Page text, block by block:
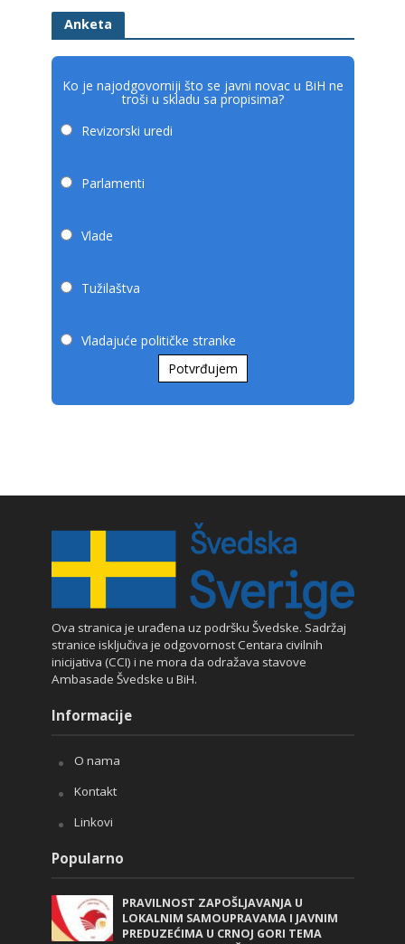
Anketa
Ko je najodgovorniji što se javni novac u BiH ne
troši u skladu sa propisima?
Revizorski uredi
Parlamenti
Vlade
Tužilaštva
Vladajuće političke stranke
Potvrđujem
Ova stranica je urađena uz podršku Švedske. Sadržaj
stranice isključiva je odgovornost Centara civilnih
inicijativa (CCI) i ne mora da odražava stavove
Ambasade Švedske u BiH.
Informacije
O nama
Kontakt
Linkovi
Popularno
PRAVILNOST ZAPOŠLJAVANJA U
LOKALNIM SAMOUPRAVAMA I JAVNIM
PREDUZEĆIMA U CRNOJ GORI TEMA